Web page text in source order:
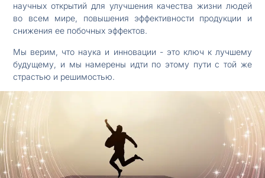
научных открытий для улучшения качества жизни людей
во всем мире, повышения эффективности продукции и
снижения ее побочных эффектов.
Мы верим, что наука и инновации - это ключ к лучшему
будущему, и мы намерены идти по этому пути с той же
страстью и решимостью.